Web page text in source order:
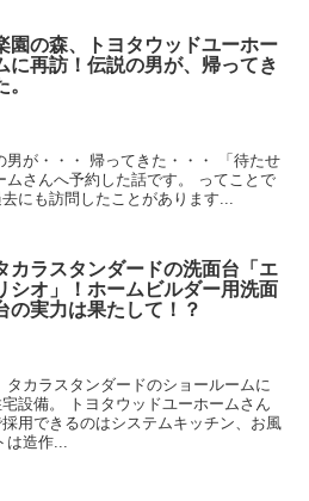
園の森、トヨタウッドユーホー
に再訪！伝説の男が、帰ってき
。
が・・・ 帰ってきた・・・ 「待たせ
ムさんへ予約した話です。 ってことで
にも訪問したことがあります...
カラスタンダードの洗面台「エ
シオ」！ホームビルダー用洗面
の実力は果たして！？
タカラスタンダードのショールームに
設備。 トヨタウッドユーホームさん
用できるのはシステムキッチン、お風
は造作...